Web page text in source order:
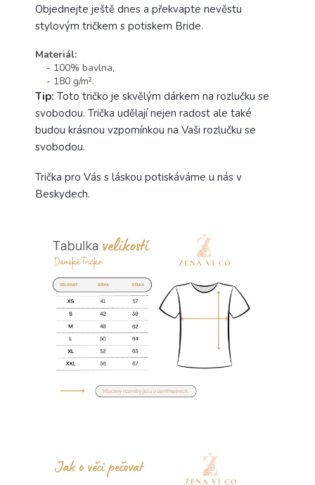
Objednejte ještě dnes a překvapte nevěstu
stylovým tričkem s potiskem Bride.
Materiál:
- 100% bavlna,
- 180 g/m².
Tip: Toto tričko je skvělým dárkem na rozlučku se
svobodou. Trička udělají nejen radost ale také
budou krásnou vzpomínkou na Vaši rozlučku se
svobodou.
Trička pro Vás s láskou potiskáváme u nás v
Beskydech.